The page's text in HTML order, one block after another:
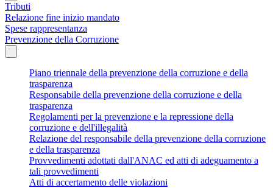
Tributi
Relazione fine inizio mandato
Spese rappresentanza
Prevenzione della Corruzione
Piano triennale della prevenzione della corruzione e della
trasparenza
Responsabile della prevenzione della corruzione e della
trasparenza
Regolamenti per la prevenzione e la repressione della
corruzione e dell'illegalità
Relazione del responsabile della prevenzione della corruzione
e della trasparenza
Provvedimenti adottati dall'ANAC ed atti di adeguamento a
tali provvedimenti
Atti di accertamento delle violazioni